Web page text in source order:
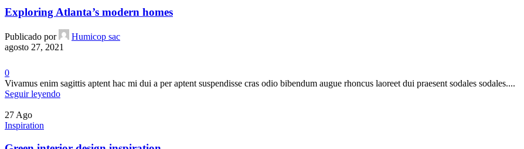
Exploring Atlanta’s modern homes
Publicado por
Humicop sac
agosto 27, 2021
0
Vivamus enim sagittis aptent hac mi dui a per aptent suspendisse cras odio bibendum augue rhoncus laoreet dui praesent sodales sodales....
Seguir leyendo
27 Ago
Inspiration